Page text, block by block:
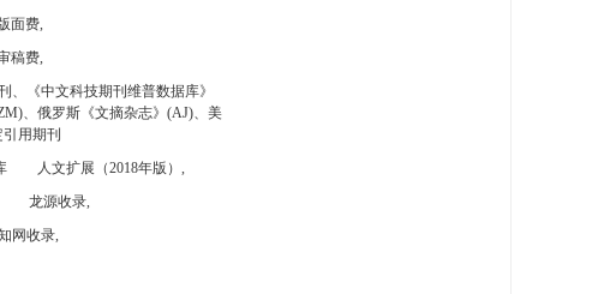
面费,
稿费,
《中文科技期刊维普数据库》
、俄罗斯《文摘杂志》(AJ)、美
用期刊
人文扩展（2018年版）,
龙源收录,
网收录,